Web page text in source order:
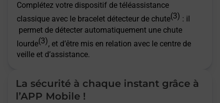
Complétez votre dispositif de téléassistance
classique avec le bracelet détecteur de chute(3) : il
permet de détecter automatiquement une chute
lourde(3), et d’être mis en relation avec le centre de
veille et d’assistance.
La sécurité à chaque instant grâce à
l’APP Mobile !